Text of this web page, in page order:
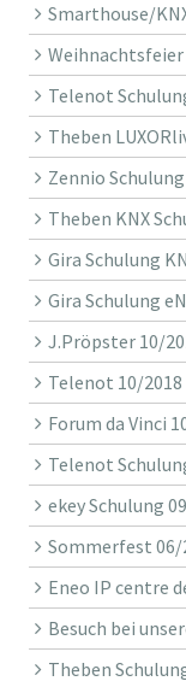
Smarthouse/
Weihnachtsfeier
Telenot
Theben
Zennio
Theben KNX
Gira Schulung
Gira Schulung
J.Pröpster 10/
Telenot 10/2018
Forum da Vinci
Telenot
ekey Schulung
Sommerfest 06/
Eneo IP centre
Besuch bei
Theben